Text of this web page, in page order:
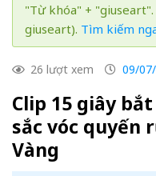
"Từ khóa" + "giuseart".
giuseart). Tìm kiếm
26 lượt xem 09/
Clip 15 giây
sắc vóc quyến
Vàng